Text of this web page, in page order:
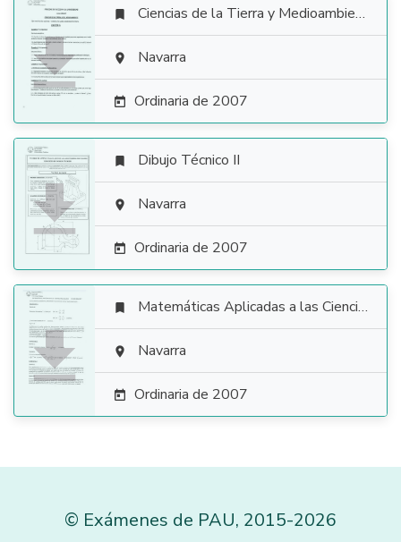

 Ciencias de la Tierra y Medioambientales
 Navarra
 Ordinaria de 2007

 Dibujo Técnico II
 Navarra
 Ordinaria de 2007

 Matemáticas Aplicadas a las Ciencias Sociales
 Navarra
 Ordinaria de 2007
© Exámenes de PAU, 2015-2026